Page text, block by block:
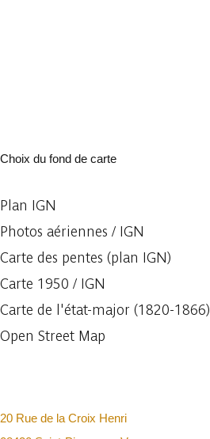
Choix du fond de carte
Plan IGN
Photos aériennes / IGN
Carte des pentes (plan IGN)
Carte 1950 / IGN
Carte de l'état-major (1820-1866)
Open Street Map
20 Rue de la Croix Henri